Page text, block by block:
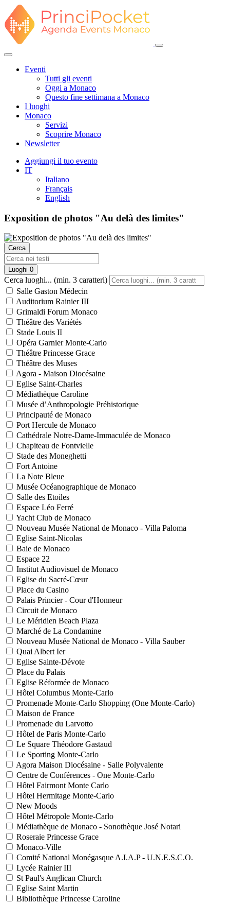
Eventi
Tutti gli eventi
Oggi a Monaco
Questo fine settimana a Monaco
I luoghi
Monaco
Servizi
Scoprire Monaco
Newsletter
Aggiungi il tuo evento
IT
Italiano
Français
English
Exposition de photos "Au delà des limites"
Cerca
Luoghi 0
Cerca luoghi... (min. 3 caratteri)
Salle Gaston Médecin
Auditorium Rainier III
Grimaldi Forum Monaco
Théâtre des Variétés
Stade Louis II
Opéra Garnier Monte-Carlo
Théâtre Princesse Grace
Théâtre des Muses
Agora - Maison Diocésaine
Eglise Saint-Charles
Médiathèque Caroline
Musée d’Anthropologie Préhistorique
Principauté de Monaco
Port Hercule de Monaco
Cathédrale Notre-Dame-Immaculée de Monaco
Chapiteau de Fontvielle
Stade des Moneghetti
Fort Antoine
La Note Bleue
Musée Océanographique de Monaco
Salle des Etoiles
Espace Léo Ferré
Yacht Club de Monaco
Nouveau Musée National de Monaco - Villa Paloma
Eglise Saint-Nicolas
Baie de Monaco
Espace 22
Institut Audiovisuel de Monaco
Eglise du Sacré-Cœur
Place du Casino
Palais Princier - Cour d'Honneur
Circuit de Monaco
Le Méridien Beach Plaza
Marché de La Condamine
Nouveau Musée National de Monaco - Villa Sauber
Quai Albert Ier
Eglise Sainte-Dévote
Place du Palais
Eglise Réformée de Monaco
Hôtel Columbus Monte-Carlo
Promenade Monte-Carlo Shopping (One Monte-Carlo)
Maison de France
Promenade du Larvotto
Hôtel de Paris Monte-Carlo
Le Square Théodore Gastaud
Le Sporting Monte-Carlo
Agora Maison Diocésaine - Salle Polyvalente
Centre de Conférences - One Monte-Carlo
Hôtel Fairmont Monte Carlo
Hôtel Hermitage Monte-Carlo
New Moods
Hôtel Métropole Monte-Carlo
Médiathèque de Monaco - Sonothèque José Notari
Roseraie Princesse Grace
Monaco-Ville
Comité National Monégasque A.I.A.P - U.N.E.S.C.O.
Lycée Rainier III
St Paul's Anglican Church
Eglise Saint Martin
Bibliothèque Princesse Caroline